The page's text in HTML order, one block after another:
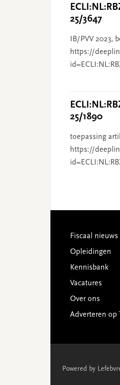
25/3647
IB/PVV 2023,
https://
25/1890
toepassing
https://
Footer
Fiscaal nieuws
Opleidingen
Kennisbank
Vacatures
Over ons
Adverteren op
Powered by